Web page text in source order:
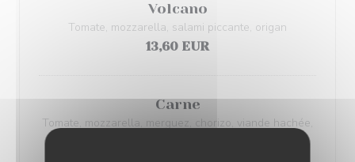
Volcano
Tomate, mozzarella, salami piccante, origan
13,60 EUR
Carne
Tomate, mozzarella, merguez, chorizo, viande hachée,